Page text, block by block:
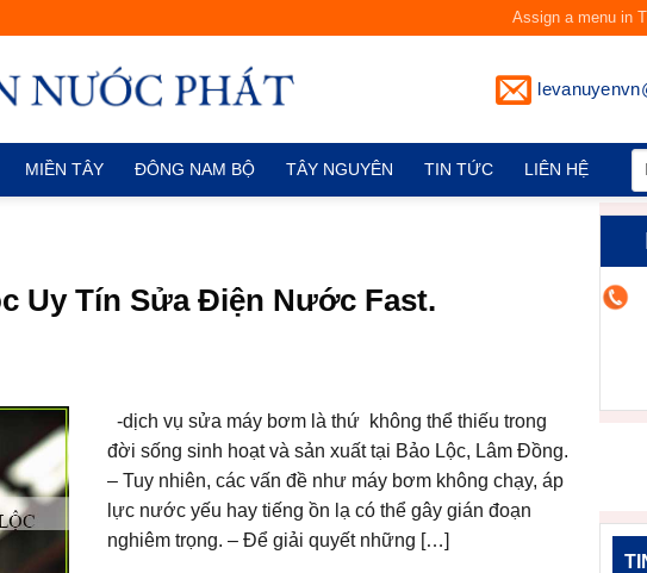
Assign a menu in
MIỀN TÂY ĐÔNG NAM BỘ TÂY NGUYÊN TIN TỨC LIÊN HỆ
Uy Tín Sửa Điện Nước Fast.
-dịch vụ sửa máy bơm là thứ không thể thiếu trong
đời sống sinh hoạt và sản xuất tại Bảo Lộc, Lâm Đồng.
– Tuy nhiên, các vấn đề như máy bơm không chạy, áp
lực nước yếu hay tiếng ồn lạ có thể gây gián đoạn
nghiêm trọng. – Để giải quyết những […]